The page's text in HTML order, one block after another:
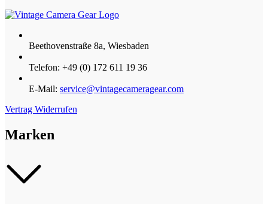
Beethovenstraße 8a, Wiesbaden
Telefon: +49 (0) 172 611 19 36
E-Mail: service@vintagecameragear.com
Vertrag Widerrufen
Marken